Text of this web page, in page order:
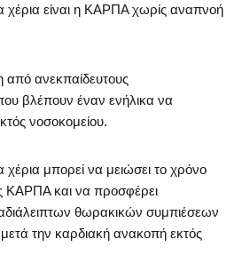
είναι η ΚΑΡΠΑ χωρίς αναπνοή
από ανεκπαίδευτους
βλέπουν έναν ενήλικα να
νοσοκομείου.
μπορεί να μειώσει το χρόνο
ΚΑΡΠΑ και να προσφέρει
θωρακικών συμπιέσεων
την καρδιακή ανακοπή εκτός